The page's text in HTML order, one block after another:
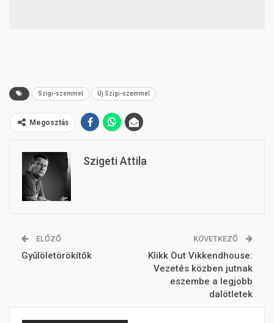
Szigi-szemmel Új Szigi-szemmel
Megosztás
Szigeti Attila
ELŐZŐ
Gyűlöletörökítők
KÖVETKEZŐ
Klikk Out Vikkendhouse:
Vezetés közben jutnak
eszembe a legjobb
dalötletek